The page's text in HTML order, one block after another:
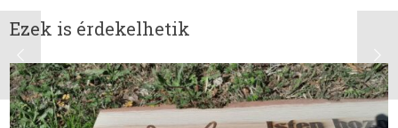
Ezek is érdekelhetik